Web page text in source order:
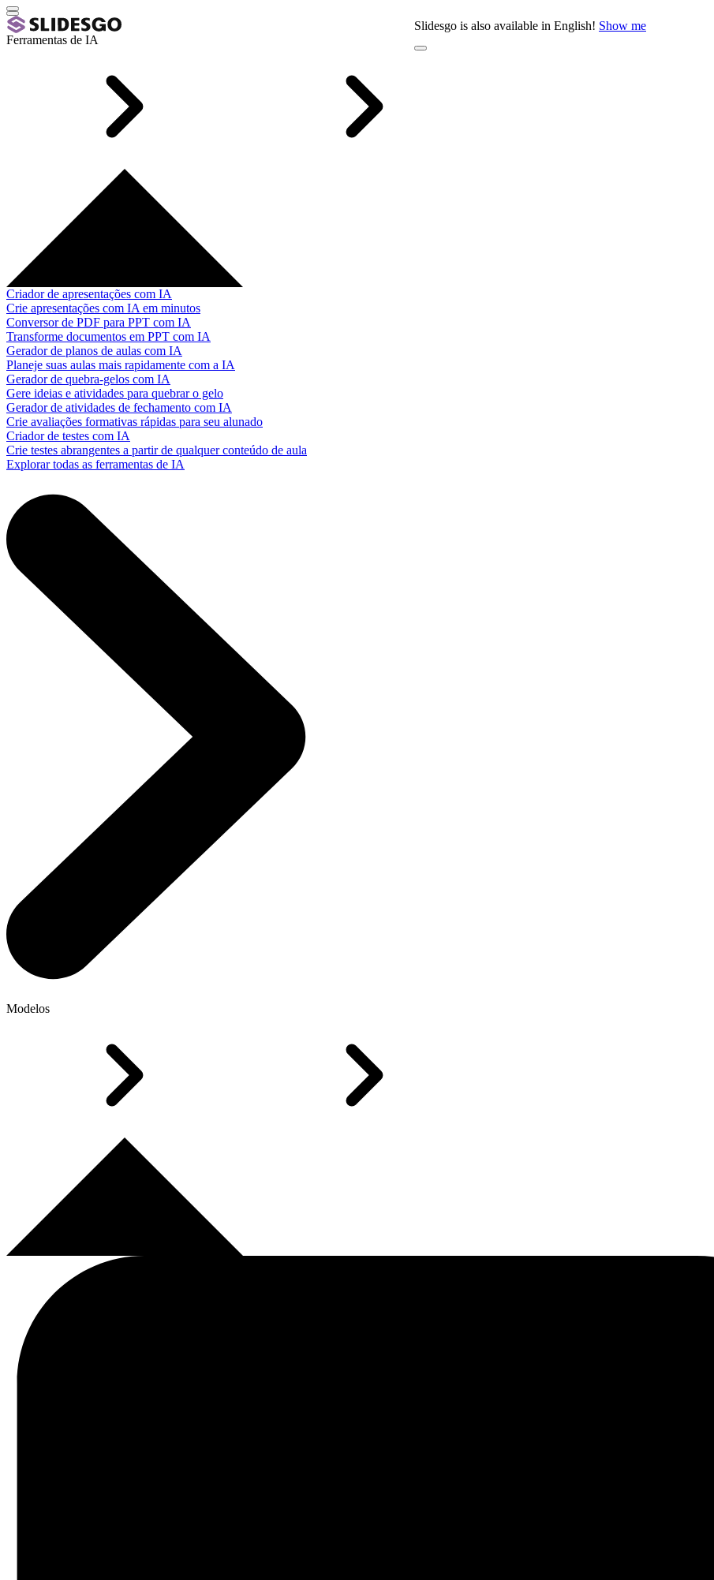
Slidesgo is also available in English! Show me
Ferramentas de IA
Criador de apresentações com IA
Crie apresentações com IA em minutos
Conversor de PDF para PPT com IA
Transforme documentos em PPT com IA
Gerador de planos de aulas com IA
Planeje suas aulas mais rapidamente com a IA
Gerador de quebra-gelos com IA
Gere ideias e atividades para quebrar o gelo
Gerador de atividades de fechamento com IA
Crie avaliações formativas rápidas para seu alunado
Criador de testes com IA
Crie testes abrangentes a partir de qualquer conteúdo de aula
Explorar todas as ferramentas de IA
Modelos